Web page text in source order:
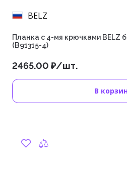
BELZ
Планка с 4-мя крючками BELZ
(B91315-4)
2465.00 ₽/шт.
В